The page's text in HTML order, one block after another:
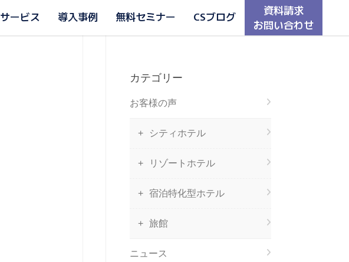
サービス 導入事例 無料セミナー CSブログ
資料請求
お問い合わせ
カテゴリー
お客様の声
シティホテル
リゾートホテル
宿泊特化型ホテル
旅館
ニュース